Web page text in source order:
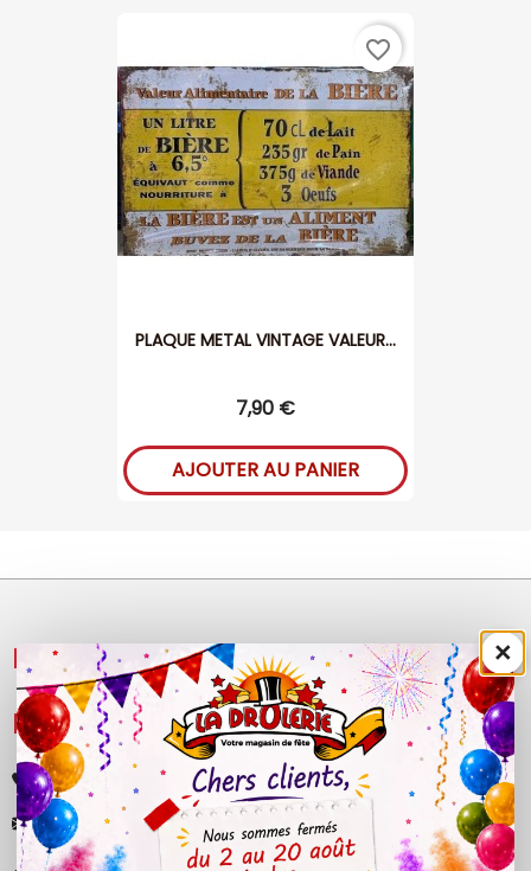
PLAQUE METAL VINTAGE VALEUR...
7,90 €
AJOUTER AU PANIER
favorite_border
NOS PRODUITS 
LÉGAL 
+33 (0)4 50 40 81 00
contact@ladrolerie.fr
×